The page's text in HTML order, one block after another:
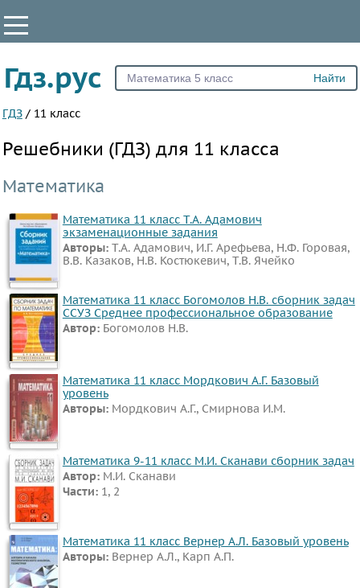
Все
1
3
4
6
8
9
10
11
ПРЕДМЕТЫ
Все
предметы
Математика
Английский
язык
Русский
язык
Алгебра
Геометрия
Гдз.рус
ГДЗ / 11 класс
Решебники (ГДЗ) для 11 класса
Математика
Математика 11 класс Т.А. Адамович
экзаменационные задания
Авторы: Т.А. Адамович, И.Г. Арефьева, Н.Ф. Горовая,
В.В. Казаков, Н.В. Костюкевич, Т.В. Ячейко
Математика 11 класс Богомолов Н.В. сборник задач
ССУЗ Среднее профессиональное образование
Автор: Богомолов Н.В.
Математика 11 класс Мордкович А.Г. Базовый
уровень
Авторы: Мордкович А.Г., Смирнова И.М.
Математика 9-11 класс М.И. Сканави сборник задач
Автор: М.И. Сканави
Части: 1, 2
Математика 11 класс Вернер А.Л. Базовый уровень
Авторы: Вернер А.Л., Карп А.П.